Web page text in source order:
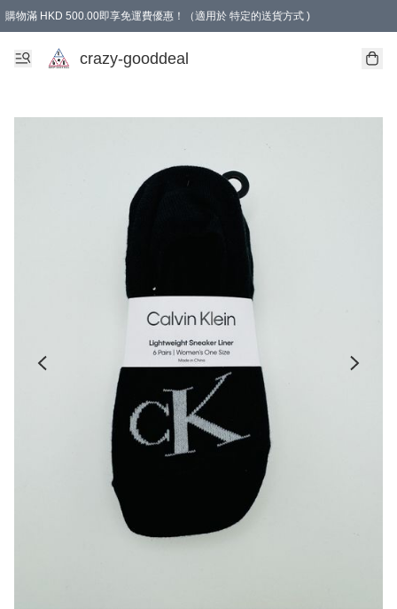
購物滿 HKD 500.00即享免運費優惠！（適用於 特定的送貨方式 )
成為會員可享免費禮品
crazy-gooddeal